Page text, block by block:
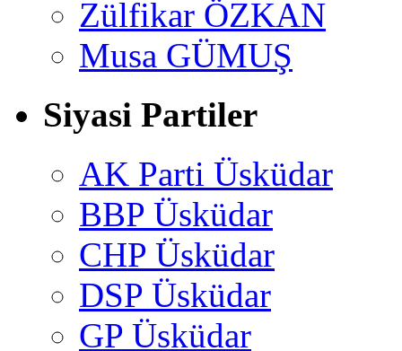
Zülfikar ÖZKAN
Musa GÜMUŞ
Siyasi Partiler
AK Parti Üsküdar
BBP Üsküdar
CHP Üsküdar
DSP Üsküdar
GP Üsküdar